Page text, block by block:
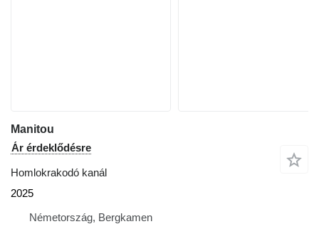
Manitou
Ár érdeklődésre
Homlokrakodó kanál
2025
Németország, Bergkamen